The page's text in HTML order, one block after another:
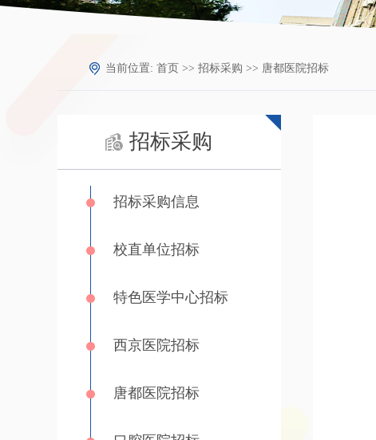
当前位置: 首页 >> 招标采购 >> 唐都医院招标
招标采购
招标采购信息
校直单位招标
特色医学中心招标
西京医院招标
唐都医院招标